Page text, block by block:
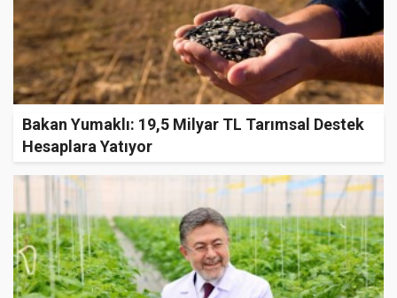
Bakan Yumaklı: 19,5 Milyar TL Tarımsal Destek
Hesaplara Yatıyor